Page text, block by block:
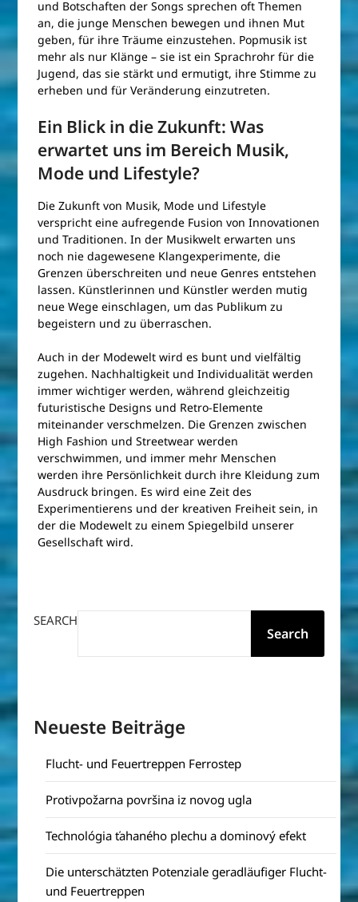
und Botschaften der Songs sprechen oft Themen
an, die junge Menschen bewegen und ihnen Mut
geben, für ihre Träume einzustehen. Popmusik ist
mehr als nur Klänge – sie ist ein Sprachrohr für die
Jugend, das sie stärkt und ermutigt, ihre Stimme zu
erheben und für Veränderung einzutreten.
Ein Blick in die Zukunft: Was
erwartet uns im Bereich Musik,
Mode und Lifestyle?
Die Zukunft von Musik, Mode und Lifestyle
verspricht eine aufregende Fusion von Innovationen
und Traditionen. In der Musikwelt erwarten uns
noch nie dagewesene Klangexperimente, die
Grenzen überschreiten und neue Genres entstehen
lassen. Künstlerinnen und Künstler werden mutig
neue Wege einschlagen, um das Publikum zu
begeistern und zu überraschen.
Auch in der Modewelt wird es bunt und vielfältig
zugehen. Nachhaltigkeit und Individualität werden
immer wichtiger werden, während gleichzeitig
futuristische Designs und Retro-Elemente
miteinander verschmelzen. Die Grenzen zwischen
High Fashion und Streetwear werden
verschwimmen, und immer mehr Menschen
werden ihre Persönlichkeit durch ihre Kleidung zum
Ausdruck bringen. Es wird eine Zeit des
Experimentierens und der kreativen Freiheit sein, in
der die Modewelt zu einem Spiegelbild unserer
Gesellschaft wird.
SEARCH
Search
Neueste Beiträge
Flucht- und Feuertreppen Ferrostep
Protivpožarna površina iz novog ugla
Technológia ťahaného plechu a dominový efekt
Die unterschätzten Potenziale geradläufiger Flucht-
und Feuertreppen